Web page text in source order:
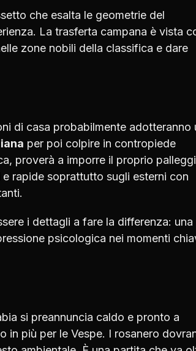
che esalta le geometrie del
La trasferta campana è vista
zone nobili della classifica e dare
di casa probabilmente adotteranno
per poi colpire in contropiede
proverà a imporre il proprio
rapide soprattutto sugli esterni con
i dettagli a fare la differenza: una
psicologica nei momenti
si preannuncia caldo e pronto a
in più per le Vespe. I rosanero